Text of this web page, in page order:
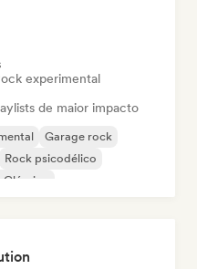
experimental
de maior impacto
Garage rock
Rock psicodélico